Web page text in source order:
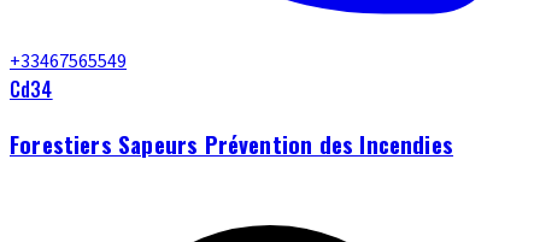
+33467565549
Cd34
Forestiers Sapeurs Prévention des Incendies